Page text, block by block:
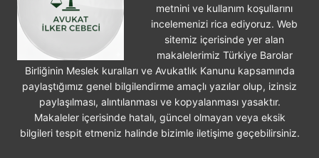
metnini ve kullanım koşullarını
incelemenizi rica ediyoruz. Web
sitemiz içerisinde yer alan
makalelerimiz Türkiye Barolar
Birliğinin Meslek kuralları ve Avukatlık Kanunu kapsamında
paylaştığımız genel bilgilendirme amaçlı yazılar olup, izinsiz
paylaşılması, alıntılanması ve kopyalanması yasaktır.
Makaleler içerisinde hatalı, güncel olmayan veya eksik
bilgileri tespit etmeniz halinde bizimle iletişime geçebilirsiniz.